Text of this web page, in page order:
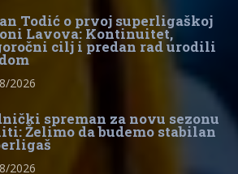
Todić o prvoj superligaškoj
Lavova: Kontinuitet,
cilj i predan rad urodili
2026
spreman za novu sezonu
Želimo da budemo stabilan
2026